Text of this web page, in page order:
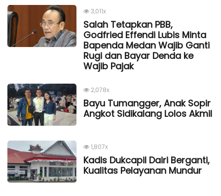
3,011x
Salah Tetapkan PBB,
Godfried Effendi Lubis Minta
Bapenda Medan Wajib Ganti
Rugi dan Bayar Denda ke
Wajib Pajak
2,078x
Bayu Tumangger, Anak Sopir
Angkot Sidikalang Lolos Akmil
1,807x
Kadis Dukcapil Dairi Berganti,
Kualitas Pelayanan Mundur